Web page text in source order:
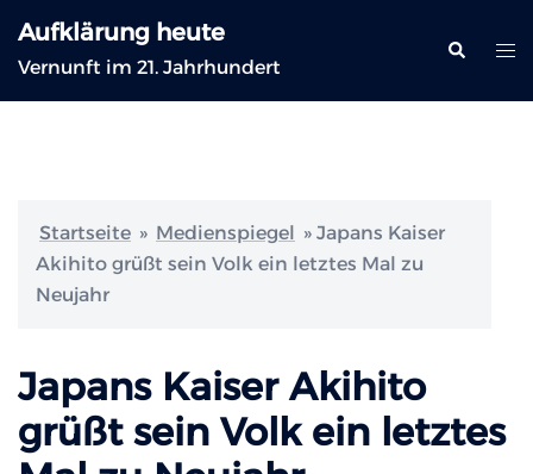
Inhalt
springen
Aufklärung heute
Vernunft im 21. Jahrhundert
Suche
Startseite » Medienspiegel » Japans Kaiser
Akihito grüßt sein Volk ein letztes Mal zu
Neujahr
Japans Kaiser Akihito
grüßt sein Volk ein letztes